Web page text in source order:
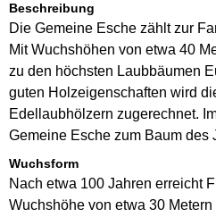
Beschreibung
Die Gemeine Esche zählt zur
Mit Wuchshöhen von etwa 40
zu den höchsten Laubbäumen
guten Holzeigenschaften wird
Edellaubhölzern zugerechnet.
Gemeine Esche zum Baum des
Wuchsform
Nach etwa 100 Jahren erreicht
Wuchshöhe von etwa 30